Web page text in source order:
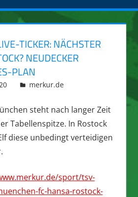
TICKER: NÄCHSTER
NEUDECKER
PLAN
integromat
merkur.de
steht nach langer Zeit
Tabellenspitze. In Rostock
diese unbedingt verteidigen
sport/tsv-
fc-hansa-rostock-